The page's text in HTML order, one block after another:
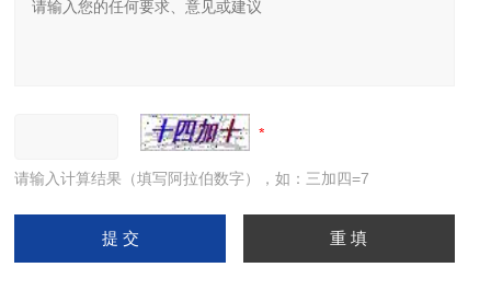
请输入计算结果（填写阿拉伯数字），如：三加四=7